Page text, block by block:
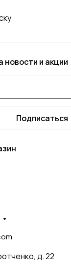
новости и акции
Подписаться
д. 22